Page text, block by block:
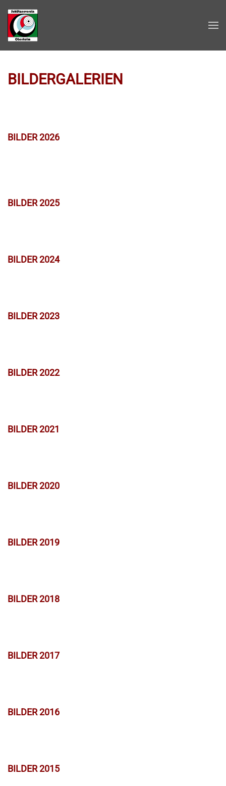
Zum Hauptinhalt springen
BILDERGALERIEN
BILDER 2026
BILDER 2025
BILDER 2024
BILDER 2023
BILDER 2022
BILDER 2021
BILDER 2020
BILDER 2019
BILDER 2018
BILDER 2017
BILDER 2016
BILDER 2015